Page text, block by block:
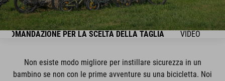
PER LA SCELTA DELLA TAGLIA VIDEO
Non esiste modo migliore per instillare sicurezza in un
bambino se non con le prime avventure su una bicicletta. Noi